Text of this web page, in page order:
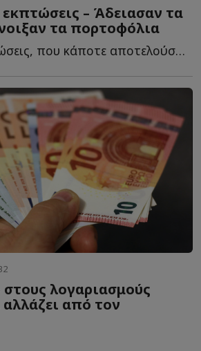
εκπτώσεις – Άδειασαν τα
τα πορτοφόλια
Οι θερινές εκπτώσεις, που κάποτε αποτελούσαν τη μεγάλη «...
λογαριασμούς
αλλάζει από τον